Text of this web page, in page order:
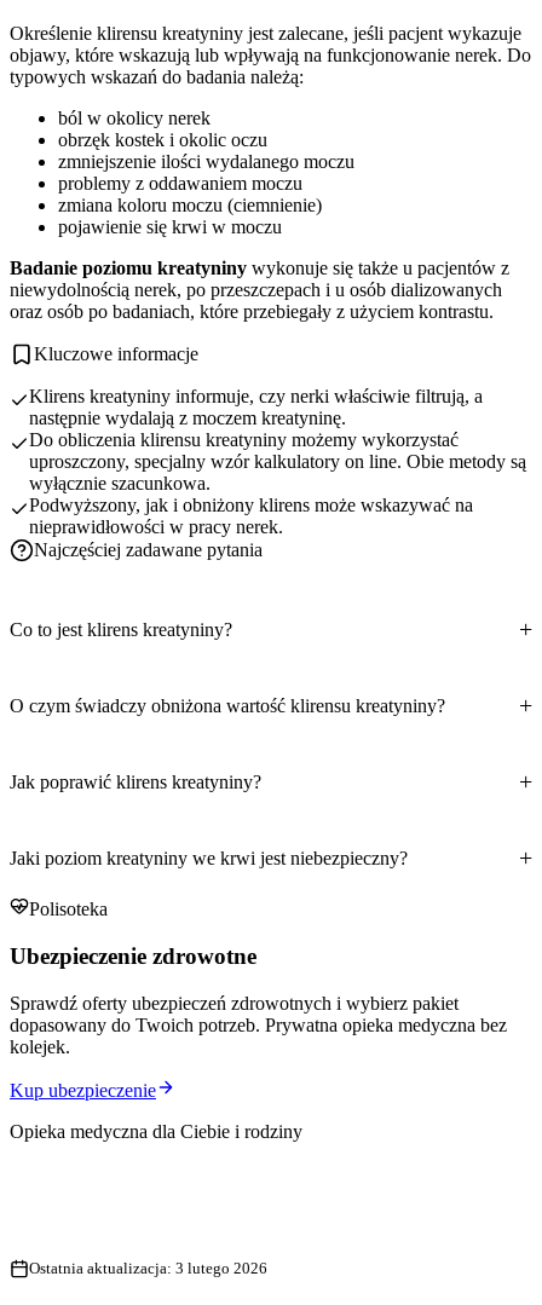
Określenie klirensu kreatyniny jest zalecane, jeśli pacjent wykazuje
objawy, które wskazują lub wpływają na funkcjonowanie nerek. Do
typowych wskazań do badania należą:
ból w okolicy nerek
obrzęk kostek i okolic oczu
zmniejszenie ilości wydalanego moczu
problemy z oddawaniem moczu
zmiana koloru moczu (ciemnienie)
pojawienie się krwi w moczu
Badanie poziomu kreatyniny wykonuje się także u pacjentów z
niewydolnością nerek, po przeszczepach i u osób dializowanych
oraz osób po badaniach, które przebiegały z użyciem kontrastu.
Kluczowe informacje
Klirens kreatyniny informuje, czy nerki właściwie filtrują, a
następnie wydalają z moczem kreatyninę.
Do obliczenia klirensu kreatyniny możemy wykorzystać
uproszczony, specjalny wzór kalkulatory on line. Obie metody są
wyłącznie szacunkowa.
Podwyższony, jak i obniżony klirens może wskazywać na
nieprawidłowości w pracy nerek.
Najczęściej zadawane pytania
Co to jest klirens kreatyniny?
O czym świadczy obniżona wartość klirensu kreatyniny?
Jak poprawić klirens kreatyniny?
Jaki poziom kreatyniny we krwi jest niebezpieczny?
Polisoteka
Ubezpieczenie zdrowotne
Sprawdź oferty ubezpieczeń zdrowotnych i wybierz pakiet
dopasowany do Twoich potrzeb. Prywatna opieka medyczna bez
kolejek.
Kup ubezpieczenie
Opieka medyczna dla Ciebie i rodziny
Ostatnia aktualizacja: 3 lutego 2026